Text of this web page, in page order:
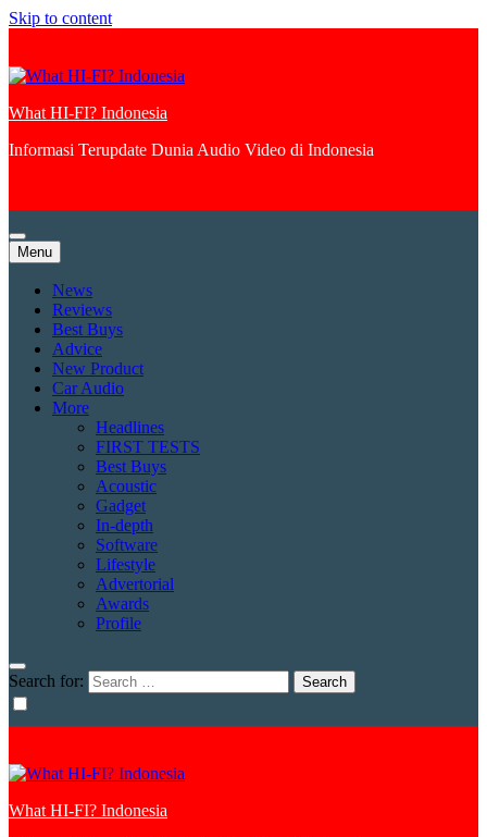
Skip to content
What HI-FI? Indonesia
Informasi Terupdate Dunia Audio Video di Indonesia
Menu
News
Reviews
Best Buys
Advice
New Product
Car Audio
More
Headlines
FIRST TESTS
Best Buys
Acoustic
Gadget
In-depth
Software
Lifestyle
Advertorial
Awards
Profile
Search for:
What HI-FI? Indonesia